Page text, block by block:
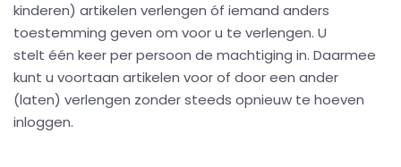
kinderen) artikelen verlengen óf iemand anders
toestemming geven om voor u te verlengen. U
stelt één keer per persoon de machtiging in. Daarmee
kunt u voortaan artikelen voor of door een ander
(laten) verlengen zonder steeds opnieuw te hoeven
inloggen.